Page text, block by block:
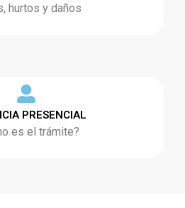
hurtos y daños
PRESENCIAL
es el trámite?